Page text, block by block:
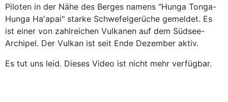
Piloten in der Nähe des Berges namens "Hunga Tonga-
Hunga Ha'apai" starke Schwefelgerüche gemeldet. Es
ist einer von zahlreichen Vulkanen auf dem Südsee-
Archipel. Der Vulkan ist seit Ende Dezember aktiv.
Es tut uns leid. Dieses Video ist nicht mehr verfügbar.